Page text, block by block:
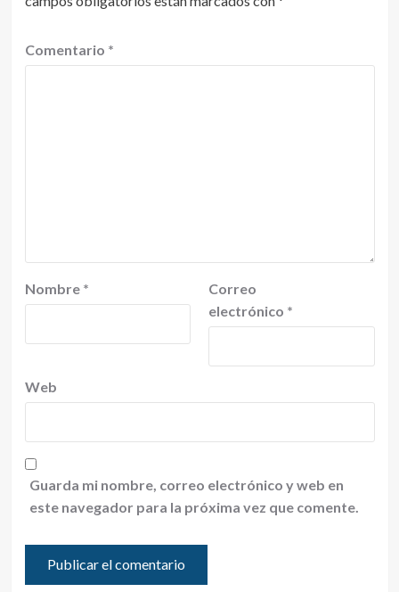
Comentario *
Nombre *
Correo
electrónico *
Web
Guarda mi nombre, correo electrónico y web en
este navegador para la próxima vez que comente.